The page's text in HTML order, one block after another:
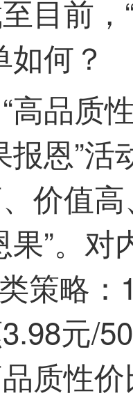
目前
何？
高品质
报恩”
价值
果”。
策略
元/
质性